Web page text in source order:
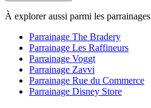
À explorer aussi parmi les parrainages
Parrainage The Bradery
Parrainage Les Raffineurs
Parrainage Voggt
Parrainage Zavvi
Parrainage Rue du Commerce
Parrainage Disney Store